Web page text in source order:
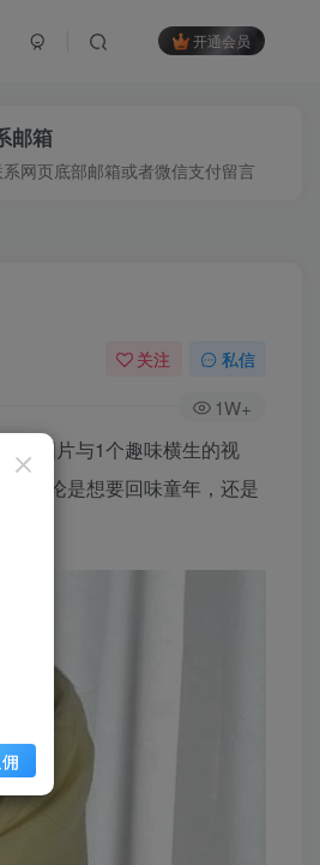
开通会员
邮箱
网页底部邮箱或者微信支付留言
关注 私信
1W+
的图片与1个趣味横生的视
无论是想要回味童年，还是